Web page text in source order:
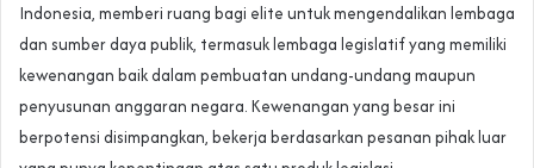
Indonesia, memberi ruang bagi elite untuk mengendalikan lembaga
dan sumber daya publik, termasuk lembaga legislatif yang memiliki
kewenangan baik dalam pembuatan undang-undang maupun
penyusunan anggaran negara. Kewenangan yang besar ini
berpotensi disimpangkan, bekerja berdasarkan pesanan pihak luar